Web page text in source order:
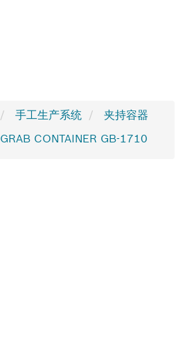
手工生产系统
夹持容器
GRAB CONTAINER GB-1710